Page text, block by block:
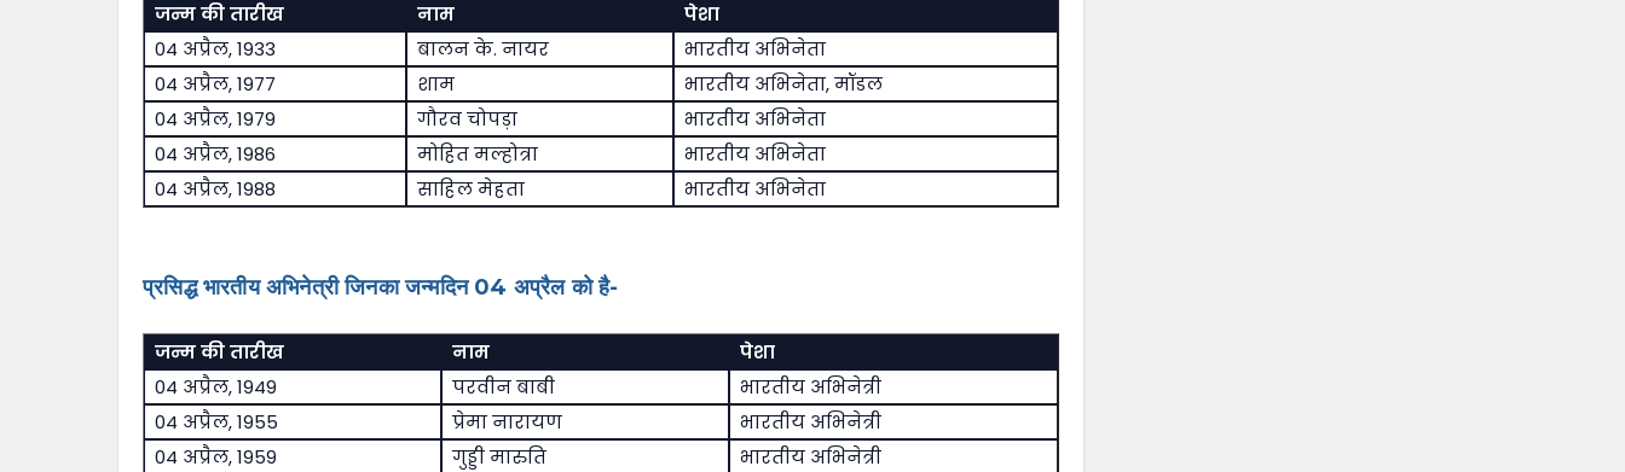
जन्म की तारीख नाम
पेशा
04 अप्रैल, 1933
बालन के. नायर
भारतीय अभिनेता
04 अप्रैल, 1977
शाम
भारतीय अभिनेता, मॉडल
04 अप्रैल, 1979
गौरव चोपड़ा
भारतीय अभिनेता
04 अप्रैल, 1986
मोहित मल्होत्रा
भारतीय अभिनेता
04 अप्रैल, 1988
साहिल मेहता भारतीय अभिनेता
प्रसिद्ध भारतीय अभिनेत्री जिनका जन्मदिन 04 अप्रैल को है-
जन्म की तारीख नाम
पेशा
04 अप्रैल, 1949
परवीन बाबी
भारतीय अभिनेत्री
04 अप्रैल, 1955
प्रेमा नारायण
भारतीय अभिनेत्री
04 अप्रैल, 1959
गुड्डी मारुति
भारतीय अभिनेत्री